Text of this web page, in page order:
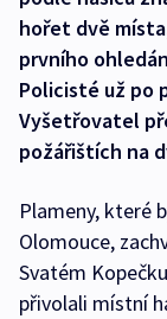
hořet dvě
prvního
Policisté už po
Vyšetřovatel
požářištích na
Plameny, které
Olomouce,
Svatém
přivolali místní